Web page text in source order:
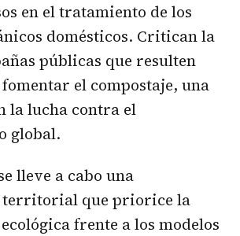
en el tratamiento de los
domésticos. Critican la
públicas que resulten
el compostaje, una
la lucha contra el
global.
lleve a cabo una
que priorice la
frente a los modelos